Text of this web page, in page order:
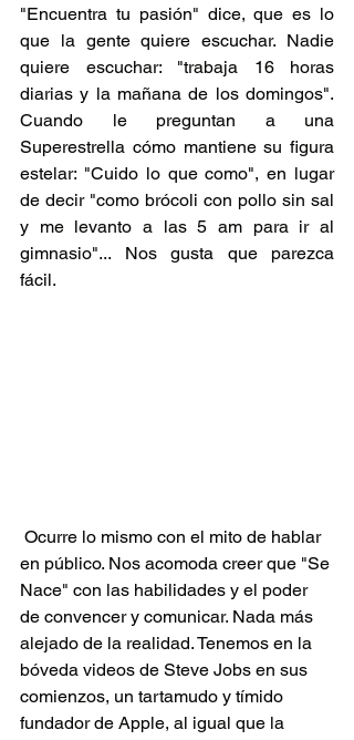
"Encuentra tu pasión" dice, que es lo
que la gente quiere escuchar. Nadie
quiere escuchar: "trabaja 16 horas
diarias y la mañana de los domingos".
Cuando le preguntan a una
Superestrella cómo mantiene su figura
estelar: "Cuido lo que como", en lugar
de decir "como brócoli con pollo sin sal
y me levanto a las 5 am para ir al
gimnasio"... Nos gusta que parezca
fácil.
en público. Nos acomoda creer que "Se
Nace" con las habilidades y el poder
de convencer y comunicar. Nada más
alejado de la realidad. Tenemos en la
bóveda videos de Steve Jobs en sus
comienzos, un tartamudo y tímido
fundador de Apple, al igual que la